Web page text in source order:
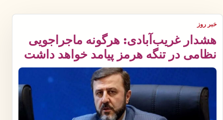
خبر روز
هشدار غریب‌آبادی: هرگونه ماجراجویی
نظامی در تنگه هرمز پیامد خواهد داشت